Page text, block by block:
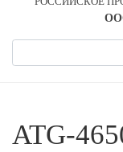
ATG-